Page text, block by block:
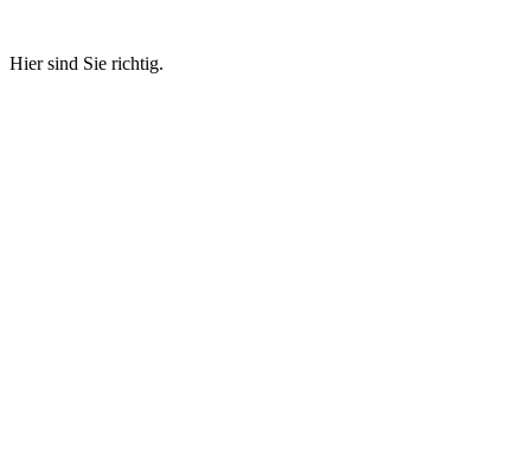
Hier sind Sie richtig.